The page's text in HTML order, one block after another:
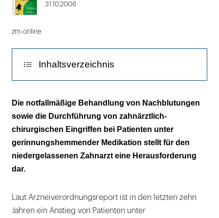
31.10.2006
zm-online
Inhaltsverzeichnis
Zahnärztlich-chirurgische Therapie dieser
Patienten
Lokale Hämostyptika und Wundversorgung
Fazit
Die notfallmäßige Behandlung von Nachblutungen
sowie die Durchführung von zahnärztlich-
chirurgischen Eingriffen bei Patienten unter
gerinnungshemmender Medikation stellt für den
niedergelassenen Zahnarzt eine Herausforderung
dar.
Laut Arzneiverordnungsreport ist in den letzten zehn
Jahren ein Anstieg von Patienten unter